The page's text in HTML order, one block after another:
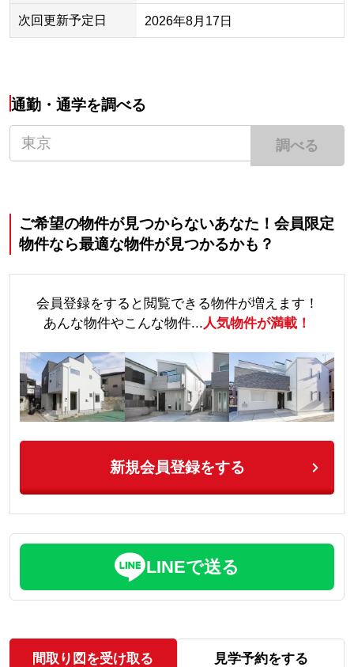
次回更新予定日 2026年8月17日
通勤・通学を調べる
調べる
ご希望の物件が見つからないあなた！会員限定
物件なら最適な物件が見つかるかも？
会員登録をすると閲覧できる物件が増えます！
あんな物件やこんな物件...人気物件が満載！
新規会員登録をする
LINEで送る
間取り図を受け取る 見学予約をする